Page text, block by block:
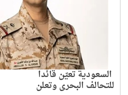
السعودية تعيّن قائدا
للتحالف البحري وتعلن